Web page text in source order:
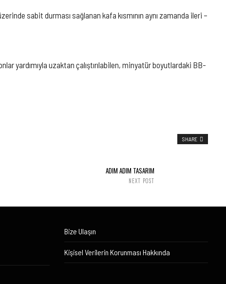
sabit durması sağlanan kafa kısmının aynı zamanda ileri –
yardımıyla uzaktan çalıştırılabilen, minyatür boyutlardaki BB-
SHARE
ADIM ADIM TASARIM
NEXT POST
Bize Ulaşın
Kişisel Verilerin Korunması Hakkında